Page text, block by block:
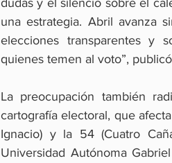
una estrategia. Abril avanza
elecciones transparentes y
quienes temen al voto”,
La preocupación también
cartografía electoral, que
Ignacio) y la 54 (Cuatro
Universidad Autónoma